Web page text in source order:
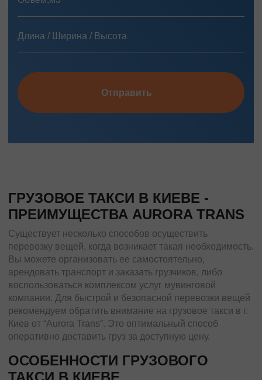
Отправить
ГРУЗОВОЕ ТАКСИ В КИЕВЕ -
ПРЕИМУЩЕСТВА AURORA TRANS
Существует несколько способов осуществить
перевозку вещей, когда возникает такая необходимость.
Вы можете организовать ее самостоятельно,
арендовать транспорт и заказать грузчиков, либо
воспользоваться комплексом услуг мувинговой
компании. Для быстрой и безопасной перевозки вещей
рекомендуем обратить внимание на грузовое такси в г.
Киев от “Aurora Trans”. Это оптимальный способ
оперативно доставить груз за доступную цену.
ОСОБЕННОСТИ ГРУЗОВОГО
ТАКСИ В КИЕВЕ